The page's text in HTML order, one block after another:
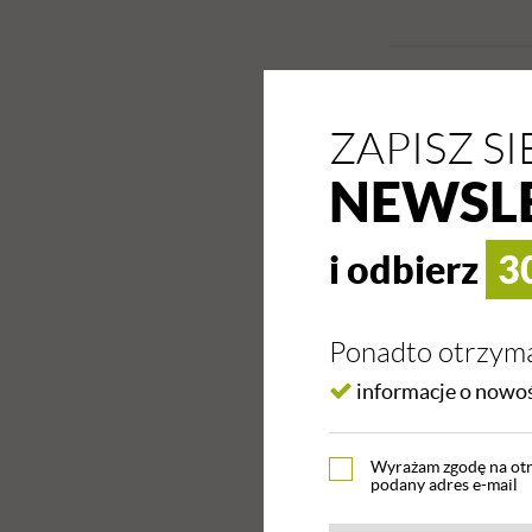
ZAPISZ
i odbierz
Ponadto
informacje o
Wyrażam zgodę na
podany adres e-mail